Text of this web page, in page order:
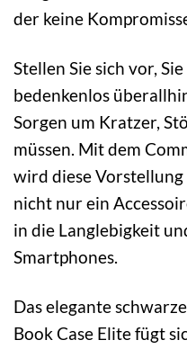
der keine
Stellen Sie sich vor,
bedenkenlos
Sorgen um Kratzer,
müssen. Mit dem
wird diese
nicht nur ein
in die Langlebigkeit
Smartphones.
Das elegante
Book Case Elite fügt